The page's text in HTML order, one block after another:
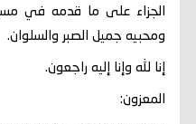
الجزاء على ما قدمه في
ومحبيه جميل الصبر والسلوان.
إنا لله وإنا إليه راجعون.
المعزون: